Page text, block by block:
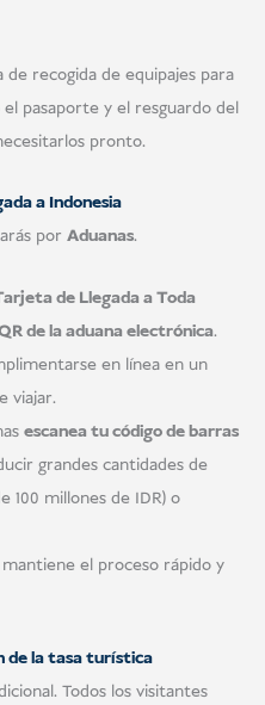
recogida de equipajes para
pasaporte y el resguardo del
pronto.
a Indonesia
por Aduanas.
de Llegada a Toda
de la aduana electrónica.
en línea en un
viajar.
escanea tu código de barras
grandes cantidades de
100 millones de IDR) o
el proceso rápido y
de la tasa turística
Todos los visitantes